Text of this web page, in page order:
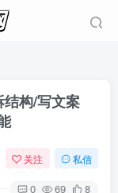
构/写文案
关注 私信
0 69 8